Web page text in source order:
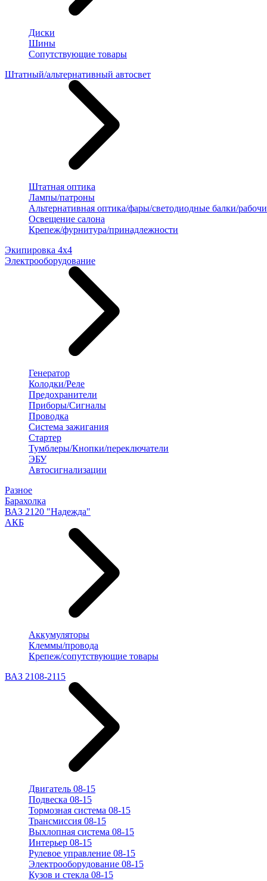
Диски
Шины
Сопутствующие товары
Штатный/альтернативный автосвет
Штатная оптика
Лампы/патроны
Альтернативная оптика/фары/светодиодные балки/
Освещение салона
Крепеж/фурнитура/принадлежности
Экипировка 4х4
Электрооборудование
Генератор
Колодки/Реле
Предохранители
Приборы/Сигналы
Проводка
Система зажигания
Стартер
Тумблеры/Кнопки/переключатели
ЭБУ
Автосигнализации
Разное
Барахолка
ВАЗ 2120 "Надежда"
АКБ
Аккумуляторы
Клеммы/провода
Крепеж/сопутствующие товары
ВАЗ 2108-2115
Двигатель 08-15
Подвеска 08-15
Тормозная система 08-15
Трансмиссия 08-15
Выхлопная система 08-15
Интерьер 08-15
Рулевое управление 08-15
Электрооборудование 08-15
Кузов и стекла 08-15